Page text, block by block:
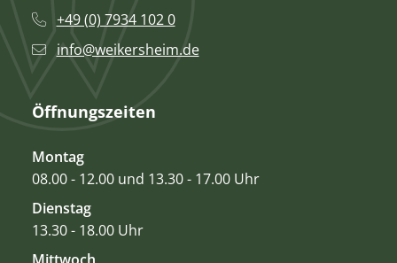
+49 (0) 7934 102 0
info@weikersheim.de
Öffnungszeiten
Montag
08.00 - 12.00 und 13.30 - 17.00 Uhr
Dienstag
13.30 - 18.00 Uhr